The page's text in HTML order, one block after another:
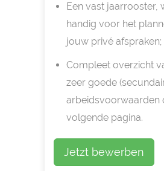
Een vast jaarrooster,
handig voor het
jouw privé afspraken;
Compleet overzicht
zeer goede
arbeidsvoorwaarden
volgende pagina.
Jetzt bewerben